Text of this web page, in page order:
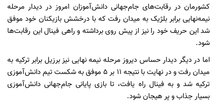
کشورمان در رقابت‌های جام‌جهانی دانش‌آموزان امروز در دیدار مرحله
نیمه‌نهایی برابر بلژیک به میدان رفت که با درخشش بازیکنان خود موفق
شد این حریف خود را نیز از پیش روی برداشته و راهی فینال این رقابت‌ها
شود.
اما در دیگر دیدار حساس دیروز مرحله نیمه نهایی نیز برزیل برابر ترکیه به
میدان رفت و در نهایت با نتیجه 11 بر 5 موفق به شکست تیم دانش‌آموزی
ترکیه شد و به فینال راه یافت، تا بازی پایانی جام‌جهانی دانش‌آموزی
بسیار جذاب و پر هیجان شود.